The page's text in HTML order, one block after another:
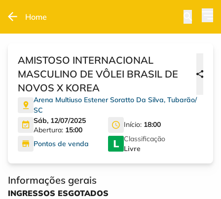
Home
AMISTOSO INTERNACIONAL
MASCULINO DE VÔLEI BRASIL DE
NOVOS X KOREA
Arena Multiuso Estener Soratto Da Silva, Tubarão/
SC
Sáb, 12/07/2025
Abertura: 15:00
Início: 18:00
Pontos de venda
Classificação
Livre
Informações gerais
INGRESSOS ESGOTADOS